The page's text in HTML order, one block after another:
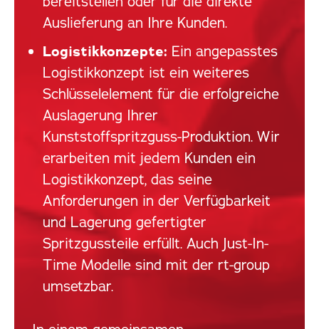
Auslieferung an Ihre Kunden.
Logistikkonzepte: Ein angepasstes
Logistikkonzept ist ein weiteres
Schlüsselelement für die erfolgreiche
Auslagerung Ihrer
Kunststoffspritzguss-Produktion. Wir
erarbeiten mit jedem Kunden ein
Logistikkonzept, das seine
Anforderungen in der Verfügbarkeit
und Lagerung gefertigter
Spritzgussteile erfüllt. Auch Just-In-
Time Modelle sind mit der rt-group
umsetzbar.